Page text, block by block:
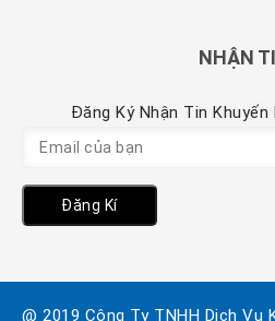
NHẬN
Đăng Ký Nhận Tin Khuyến
Đăng Kí
@ 2019 Công Ty TNHH Dịch Vu